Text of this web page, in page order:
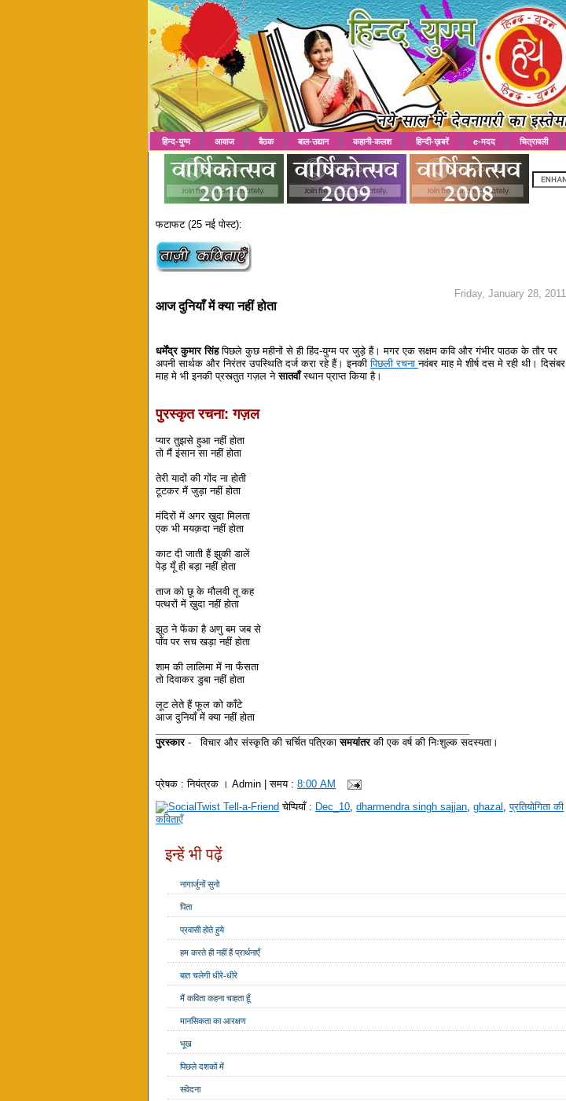
हिन्द-युग्म आवाज बैठक बाल-उद्यान कहानी-कलश हिन्दी-ख़बरें e-मदद चित्रावली
फटाफट (25 नई पोस्ट):
Friday, January 28, 2011
आज दुनियाँ में क्या नहीं होता
धर्मेंद्र कुमार सिंहपिछले कुछ महीनों से ही हिंद-युग्म पर जुड़े हैं। मगर एक सक्षम कवि और गंभीर पाठक के तौर पर
अपनी सार्थक और निरंतर उपस्थिति दर्ज करा रहे हैं। इनकीपिछली रचनानवंबर माह मे शीर्ष दस मे रही थी। दिसंबर
माह मे भी इनकी प्रस्त्तुत गज़ल नेसातवाँस्थान प्राप्त किया है।
पुरस्कृत रचना: गज़ल
प्यार तुझसे हुआ नहीं होता
तो मैं इंसान सा नहीं होता
तेरी यादों की गोंद ना होती
टूटकर मैं जुड़ा नहीं होता
मंदिरों में अगर ख़ुदा मिलता
एक भी मयक़दा नहीं होता
काट दी जाती हैं झुकी डालें
पेड़ यूँ ही बड़ा नहीं होता
ताज को छू के मौलवी तू कह
पत्थरों में ख़ुदा नहीं होता
झूठ ने फेंका है अणु बम जब से
पाँव पर सच खड़ा नहीं होता
शाम की लालिमा में ना फँसता
तो दिवाकर डुबा नहीं होता
लूट लेते हैं फूल को काँटे
आज दुनियाँ में क्या नहीं होता
पुरस्कार- विचार और संस्कृति की चर्चित पत्रिकासमयांतरकी एक वर्ष की निःशुल्क सदस्यता।
प्रेषक :नियंत्रक । Admin | समय :8:00 AM
चेप्पियाँ : Dec_10 ,dharmendra singh sajjan ,ghazal ,प्रतियोगिता की
कविताएँ
इन्हें भी पढ़ें
नागार्जुनों सुनो
पिता
प्रवासी होते हुये
हम करते ही नहीं हैं प्रार्थनाएँ
बात चलेगी धीरे-धीरे
मैं कविता कहना चाहता हूँ
मानसिकता का आरक्षण
भूख
पिछले दशकों में
संवेदना